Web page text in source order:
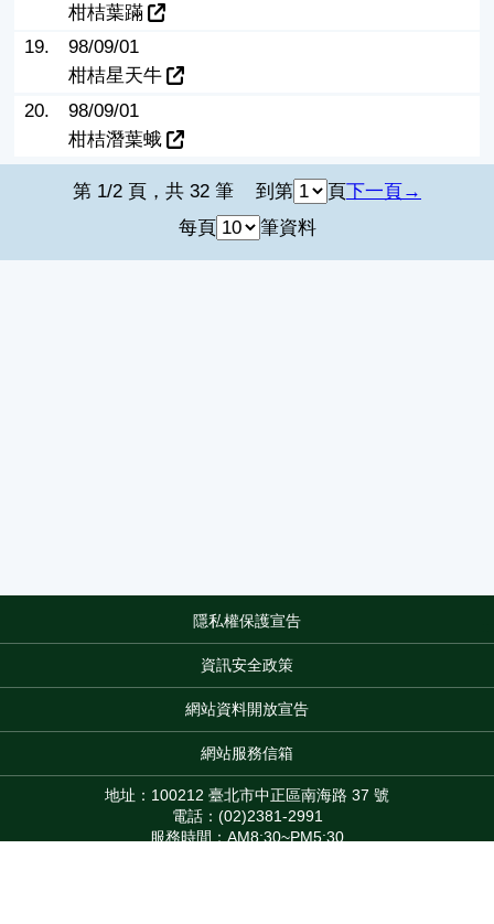
柑桔葉蹣
19.
98/09/01
柑桔星天牛
20.
98/09/01
柑桔潛葉蛾
第 1/2 頁，共 32 筆 到第 頁下一頁
每頁
筆資料
隱私權保護宣告
資訊安全政策
網站資料開放宣告
網站服務信箱
地址：100212 臺北市中正區南海路 37 號
電話：(02)2381-2991
服務時間：AM8:30~PM5:30